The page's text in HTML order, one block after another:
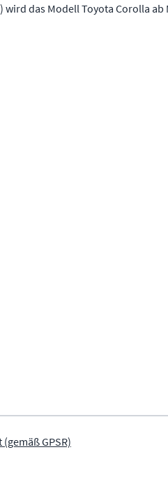
wird das Modell Toyota Corolla ab
GPSR)